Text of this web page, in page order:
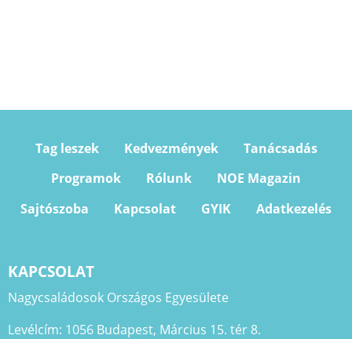
Tag leszek Kedvezmények
Tanácsadás
Programok
Rólunk
NOE Magazin
Sajtószoba
Kapcsolat GYIK Adatkezelés
KAPCSOLAT
Nagycsaládosok Országos Egyesülete
Levélcím: 1056 Budapest, Március 15. tér 8.